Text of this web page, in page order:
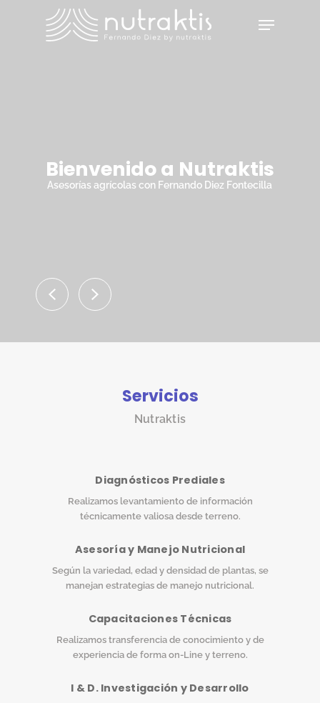
Menu
Bienvenido a Nutraktis
Asesorías agrícolas con Fernando Diez Fontecilla
Servicios
Nutraktis
Diagnósticos Prediales
Realizamos levantamiento de información
técnicamente valiosa desde terreno.
Asesoría y Manejo Nutricional
Según la variedad, edad y densidad de plantas, se
manejan estrategias de manejo nutricional.
Capacitaciones Técnicas
Realizamos transferencia de conocimiento y de
experiencia de forma on-Line y terreno.
I & D. Investigación y Desarrollo